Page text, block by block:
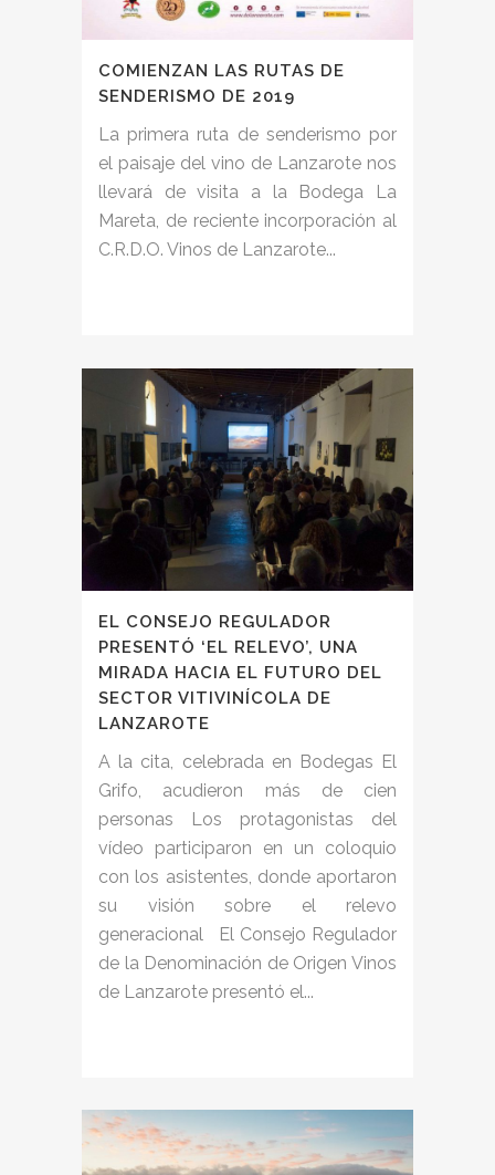
COMIENZAN LAS RUTAS DE
SENDERISMO DE 2019
La primera ruta de senderismo por
el paisaje del vino de Lanzarote nos
llevará de visita a la Bodega La
Mareta, de reciente incorporación al
C.R.D.O. Vinos de Lanzarote...
EL CONSEJO REGULADOR
PRESENTÓ ‘EL RELEVO’, UNA
MIRADA HACIA EL FUTURO DEL
SECTOR VITIVINÍCOLA DE
LANZAROTE
A la cita, celebrada en Bodegas El
Grifo, acudieron más de cien
personas Los protagonistas del
vídeo participaron en un coloquio
con los asistentes, donde aportaron
su visión sobre el relevo
generacional El Consejo Regulador
de la Denominación de Origen Vinos
de Lanzarote presentó el...